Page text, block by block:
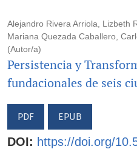
Alejandro Rivera Arriola, Lizbeth
Mariana Quezada Caballero,
(Autor/a)
Persistencia y
fundacionales de seis
PDF EPUB
DOI: https://doi.org/